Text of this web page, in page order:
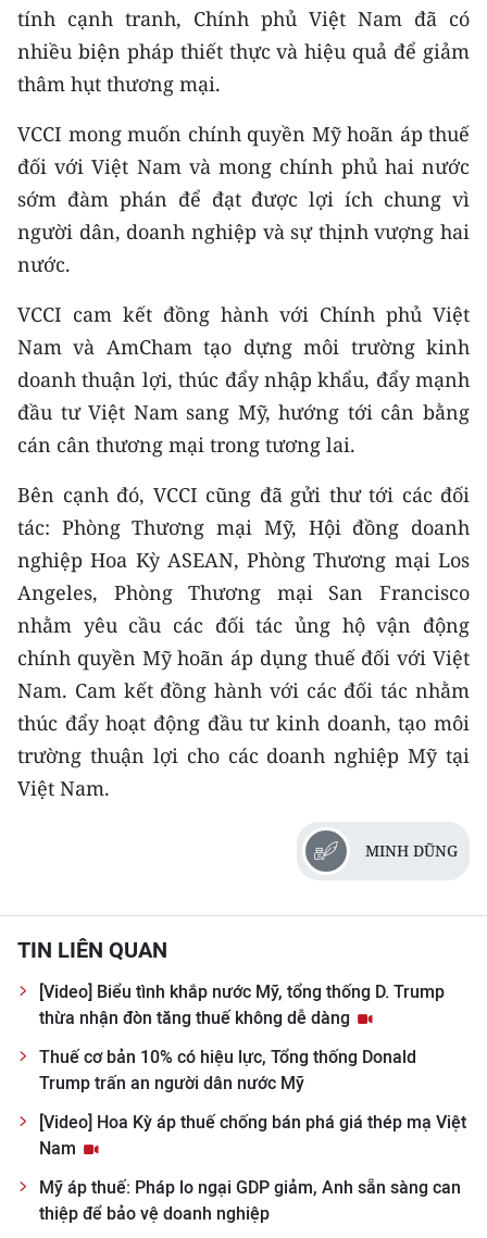
tính cạnh tranh, Chính phủ Việt Nam đã có
nhiều biện pháp thiết thực và hiệu quả để giảm
thâm hụt thương mại.
VCCI mong muốn chính quyền Mỹ hoãn áp thuế
đối với Việt Nam và mong chính phủ hai nước
sớm đàm phán để đạt được lợi ích chung vì
người dân, doanh nghiệp và sự thịnh vượng hai
nước.
VCCI cam kết đồng hành với Chính phủ Việt
Nam và AmCham tạo dựng môi trường kinh
doanh thuận lợi, thúc đẩy nhập khẩu, đẩy mạnh
đầu tư Việt Nam sang Mỹ, hướng tới cân bằng
cán cân thương mại trong tương lai.
Bên cạnh đó, VCCI cũng đã gửi thư tới các đối
tác: Phòng Thương mại Mỹ, Hội đồng doanh
nghiệp Hoa Kỳ ASEAN, Phòng Thương mại Los
Angeles, Phòng Thương mại San Francisco
nhằm yêu cầu các đối tác ủng hộ vận động
chính quyền Mỹ hoãn áp dụng thuế đối với Việt
Nam. Cam kết đồng hành với các đối tác nhằm
thúc đẩy hoạt động đầu tư kinh doanh, tạo môi
trường thuận lợi cho các doanh nghiệp Mỹ tại
Việt Nam.
MINH DŨNG
TIN LIÊN QUAN
[Video] Biểu tình khắp nước Mỹ, tổng thống D. Trump
thừa nhận đòn tăng thuế không dễ dàng
Thuế cơ bản 10% có hiệu lực, Tổng thống Donald
Trump trấn an người dân nước Mỹ
[Video] Hoa Kỳ áp thuế chống bán phá giá thép mạ Việt
Nam
Mỹ áp thuế: Pháp lo ngại GDP giảm, Anh sẵn sàng can
thiệp để bảo vệ doanh nghiệp